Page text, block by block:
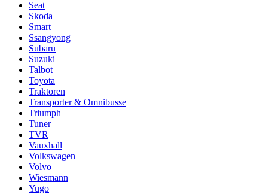
Seat
Skoda
Smart
Ssangyong
Subaru
Suzuki
Talbot
Toyota
Traktoren
Transporter & Omnibusse
Triumph
Tuner
TVR
Vauxhall
Volkswagen
Volvo
Wiesmann
Yugo